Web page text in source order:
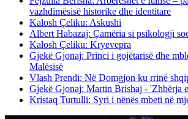
vazhdimësisë historike dhe identitare
Kalosh Çeliku: Askushi
Albert Habazaj: Çamëria si psikologji
Kalosh Çeliku: Kryevepra
Gjekë Gjonaj: Princi i gojëtarisë dhe
Malësisë
Vlash Prendi: Në Domgjon ku rrinë
Gjekë Gjonaj: Martin Brishaj - 'Zhbërja
Kristaq Turtulli: Syri i nënës mbeti në